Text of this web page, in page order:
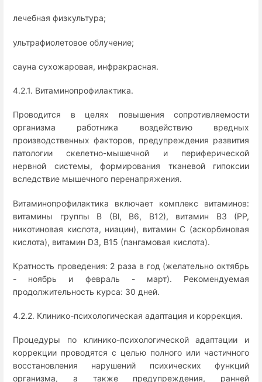
лечебная физкультура;
ультрафиолетовое облучение;
сауна сухожаровая, инфракрасная.
4.2.1. Витаминопрофилактика.
Проводится в целях повышения сопротивляемости
организма работника воздействию вредных
производственных факторов, предупреждения развития
патологии скелетно-мышечной и периферической
нервной системы, формирования тканевой гипоксии
вследствие мышечного перенапряжения.
Витаминопрофилактика включает комплекс витаминов:
витамины группы B (Bl, B6, B12), витамин B3 (PP,
никотиновая кислота, ниацин), витамин С (аскорбиновая
кислота), витамин D3, B15 (пангамовая кислота).
Кратность проведения: 2 раза в год (желательно октябрь
- ноябрь и февраль - март). Рекомендуемая
продолжительность курса: 30 дней.
4.2.2. Клинико-психологическая адаптация и коррекция.
Процедуры по клинико-психологической адаптации и
коррекции проводятся с целью полного или частичного
восстановления нарушений психических функций
организма, а также предупреждения, ранней